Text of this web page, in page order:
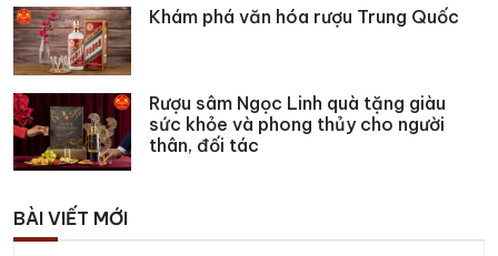
Khám phá văn hóa rượu Trung Quốc
Rượu sâm Ngọc Linh quà tặng giàu
sức khỏe và phong thủy cho người
thân, đối tác
BÀI VIẾT MỚI